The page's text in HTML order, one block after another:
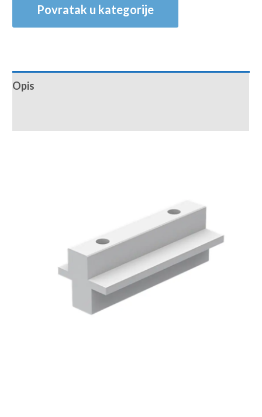
Povratak u kategorije
Opis